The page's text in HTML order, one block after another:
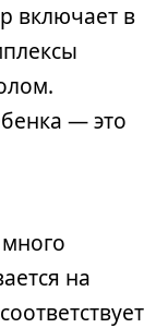
включает в
— это
на